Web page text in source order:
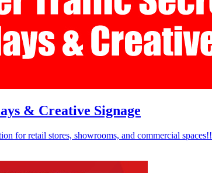
& Creative Signage
for retail stores, showrooms, and commercial spaces!!